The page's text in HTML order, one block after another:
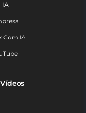
IA
Com IA